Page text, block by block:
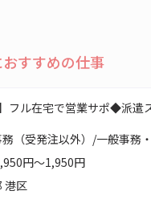
すすめの仕事
】フル在宅で営業サポ◆派
（受発注以外）/一般事務
円～1,950円
港区